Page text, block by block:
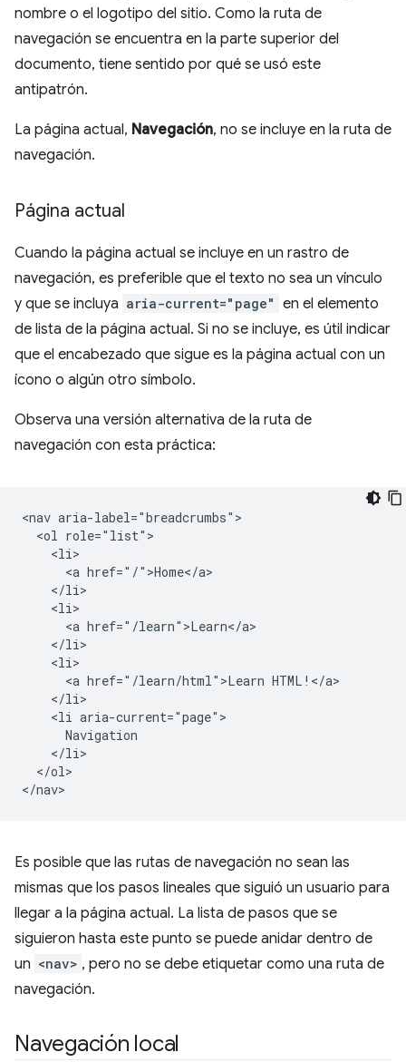
nombre o el logotipo del sitio. Como la ruta de
navegación se encuentra en la parte superior del
documento, tiene sentido por qué se usó este
antipatrón.
La página actual, Navegación, no se incluye en la ruta de
navegación.
Página actual
Cuando la página actual se incluye en un rastro de
navegación, es preferible que el texto no sea un vínculo
y que se incluya aria-current="page" en el elemento
de lista de la página actual. Si no se incluye, es útil indicar
que el encabezado que sigue es la página actual con un
ícono o algún otro símbolo.
Observa una versión alternativa de la ruta de
navegación con esta práctica:
<nav aria-label="breadcrumbs">
  <ol role="list">
    <li>
      <a href="/">Home</a>
    </li>
    <li>
      <a href="/learn">Learn</a>
    </li>
    <li>
      <a href="/learn/html">Learn HTML!</a>
    </li>
    <li aria-current="page">
      Navigation
    </li>
  </ol>
Es posible que las rutas de navegación no sean las
mismas que los pasos lineales que siguió un usuario para
llegar a la página actual. La lista de pasos que se
siguieron hasta este punto se puede anidar dentro de
un <nav> , pero no se debe etiquetar como una ruta de
navegación.
Navegación local